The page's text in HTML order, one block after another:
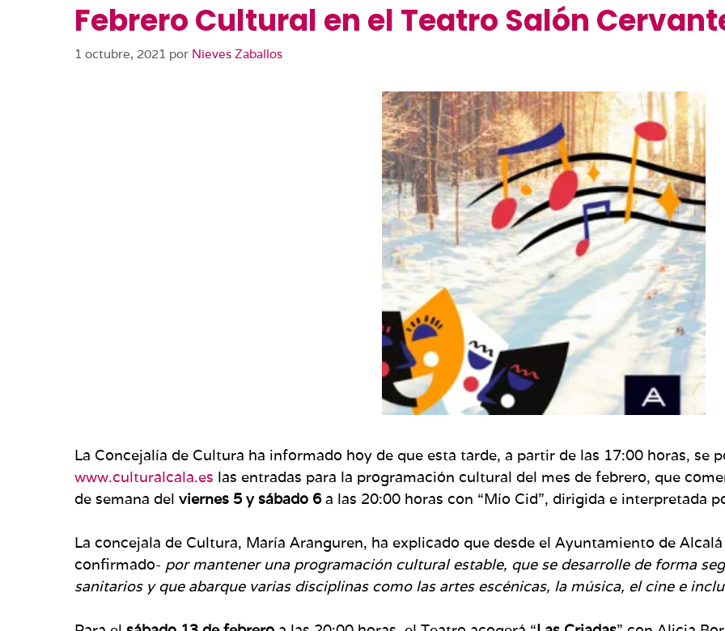
Febrero Cultural en el Teatro Salón
1 octubre, 2021 por Nieves Zaballos
La Concejalía de Cultura ha informado hoy de que esta tarde, a partir de las 17:00 horas, se
www.culturalcala.es las entradas para la programación cultural del mes de febrero, que
de semana del viernes 5 y sábado 6a las 20:00 horas con “Mío Cid”, dirigida e interpretada
La concejala de Cultura, María Aranguren, ha explicado que desde el Ayuntamiento de Alcalá
confirmado- por mantener una programación cultural estable, que se desarrolle de forma
sanitarios y que abarque varias disciplinas como las artes escénicas, la música, el cine e